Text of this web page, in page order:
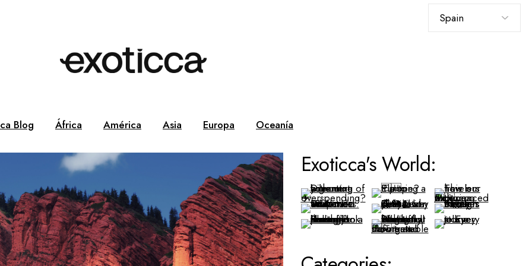
idioma
Blog África América Asia Europa Oceanía
Exoticca's World: